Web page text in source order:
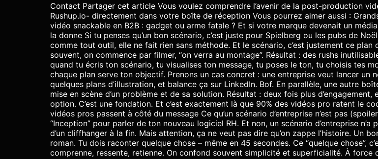
Contact Partager cet article Vous voulez comprendre l’avenir de la post-production
Rushup.io- directement dans votre boîte de réception Vous pourrez aimer aussi :
vidéo snackable en B2B : gadget ou arme fatale ? Et si votre marque devenait un
la donne Si tu penses qu’un bon scénario, c’est juste pour Spielberg ou les pubs de
comme tout outil, elle ne fait rien sans méthode. Et le scénario, c’est justement ce
souvent, on commence par filmer, “on verra au montage”. Résultat : des rushs
quand tu écris ton scénario, tu visualises ton message, tu poses le ton, tu choisis tes
chaque plan serve ton objectif. Prenons un cas concret : une entreprise veut lancer un
quelques plans d’illustration, et balance ça sur LinkedIn. Bof. En parallèle, une autre
mise en scène d’un problème et de sa solution. Résultat : deux fois plus
option. C’est une fondation. Et c’est exactement là que 90% des vidéos pro ratent le
vidéos pros passent à côté du message Ce qu’un scénario d’entreprise n’est pas
“Inception” pour parler de ton nouveau logiciel RH. Et non, un scénario d’entreprise
d’un cliffhanger à la fin. Mais attention, ça ne veut pas dire qu’on zappe l’histoire. Un
roman. Tu dois raconter quelque chose – même en 45 secondes. Ce “quelque chose”,
comprenne, ressente, retienne. On confond souvent simplicité et superficialité. À force